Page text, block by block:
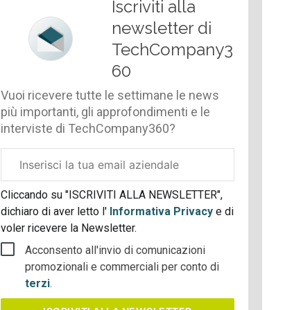
Iscriviti alla
newsletter di
TechCompany3
60
Vuoi ricevere tutte le settimane le news
più importanti, gli approfondimenti e le
interviste di TechCompany360?
aziendale
Cliccando su "ISCRIVITI ALLA NEWSLETTER",
dichiaro di aver letto l' Informativa Privacye di
voler ricevere la Newsletter.
Acconsento all'invio di comunicazioni
promozionali e commerciali per conto di
terzi.